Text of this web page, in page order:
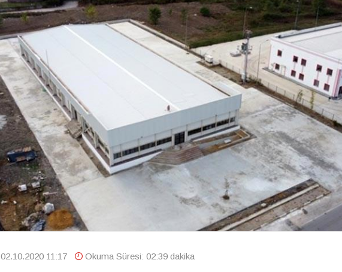
02.10.2020 11:17 Okuma Süresi: 02:39 dakika